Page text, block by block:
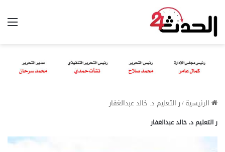
الرئيسية/ر التعليم د. خالد عبدالغفار
ر التعليم د. خالد عبدالغفار